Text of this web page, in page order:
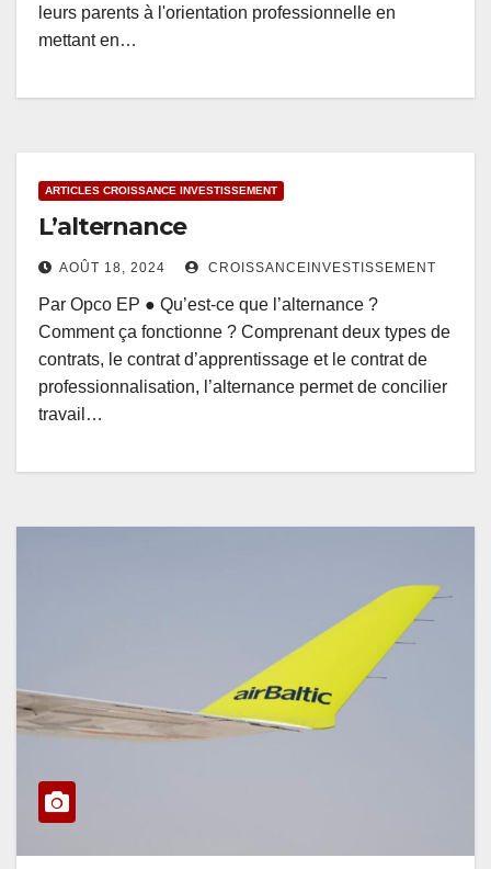
leurs parents à l'orientation professionnelle en
mettant en…
ARTICLES CROISSANCE INVESTISSEMENT
L’alternance
AOÛT 18, 2024 CROISSANCEINVESTISSEMENT
Par Opco EP ● Qu’est-ce que l’alternance ?
Comment ça fonctionne ? Comprenant deux types de
contrats, le contrat d’apprentissage et le contrat de
professionnalisation, l’alternance permet de concilier
travail…